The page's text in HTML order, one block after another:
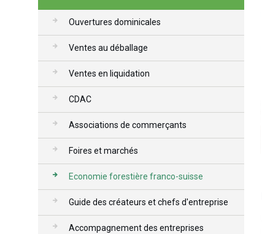
Ouvertures dominicales
Ventes au déballage
Ventes en liquidation
CDAC
Associations de commerçants
Foires et marchés
Economie forestière franco-suisse
Guide des créateurs et chefs d'entreprise
Accompagnement des entreprises